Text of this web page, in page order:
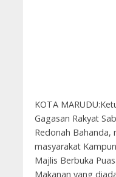
KOTA
Gagasan Rakyat
Redonah Bahanda,
masyarakat
Majlis Berbuka
Makanan yang